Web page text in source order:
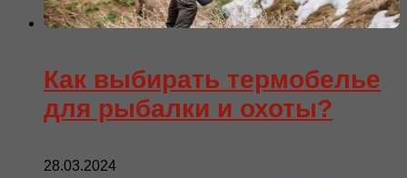
Как выбирать термобелье
для рыбалки и охоты?
28.03.2024